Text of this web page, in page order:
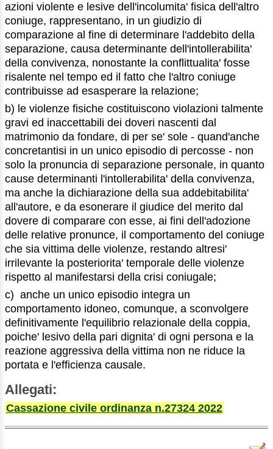
azioni violente e lesive dell'incolumita' fisica dell'altro
coniuge, rappresentano, in un giudizio di
comparazione al fine di determinare l'addebito della
separazione, causa determinante dell'intollerabilita'
della convivenza, nonostante la conflittualita' fosse
risalente nel tempo ed il fatto che l'altro coniuge
contribuisse ad esasperare la relazione;
b) le violenze fisiche costituiscono violazioni talmente
gravi ed inaccettabili dei doveri nascenti dal
matrimonio da fondare, di per se' sole - quand'anche
concretantisi in un unico episodio di percosse - non
solo la pronuncia di separazione personale, in quanto
cause determinanti l'intollerabilita' della convivenza,
ma anche la dichiarazione della sua addebitabilita'
all'autore, e da esonerare il giudice del merito dal
dovere di comparare con esse, ai fini dell'adozione
delle relative pronunce, il comportamento del coniuge
che sia vittima delle violenze, restando altresi'
irrilevante la posteriorita' temporale delle violenze
rispetto al manifestarsi della crisi coniugale;
c) anche un unico episodio integra un
comportamento idoneo, comunque, a sconvolgere
definitivamente l'equilibrio relazionale della coppia,
poiche' lesivo della pari dignita' di ogni persona e la
reazione aggressiva della vittima non ne riduce la
portata e l'efficienza causale.
Allegati:
Cassazione civile ordinanza n.27324 2022